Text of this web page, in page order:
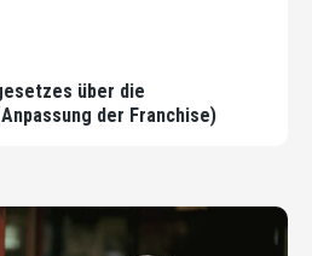
über die
der Franchise)